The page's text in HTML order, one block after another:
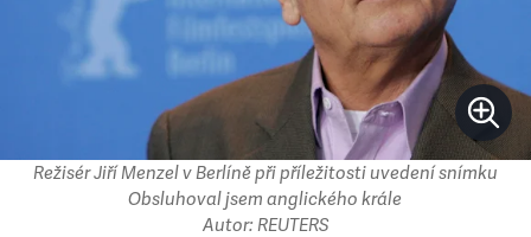
Režisér Jiří Menzel v Berlíně při příležitosti uvedení snímku
Obsluhoval jsem anglického krále
Autor: REUTERS